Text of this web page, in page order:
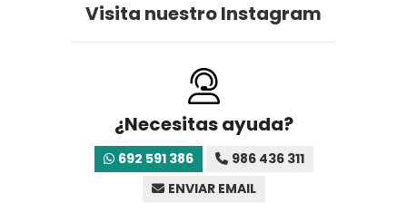
Visita nuestro Instagram
¿Necesitas ayuda?
692 591 386
986 436 311
ENVIAR EMAIL